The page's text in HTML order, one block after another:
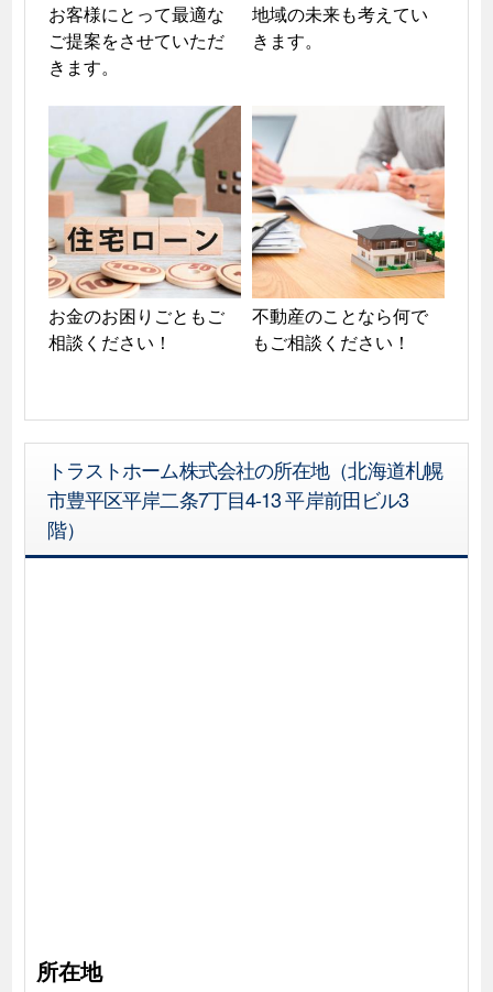
お客様にとって最適な
ご提案をさせていただ
きます。
地域の未来も考えてい
きます。
お金のお困りごともご
相談ください！
不動産のことなら何で
もご相談ください！
トラストホーム株式会社の所在地（北海道札幌
市豊平区平岸二条7丁目4-13 平岸前田ビル3
階）
所在地